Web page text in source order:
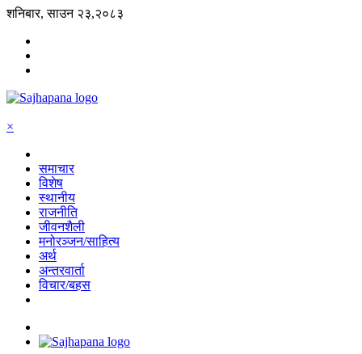
शनिबार, साउन २३,२०८३
×
समाचार
विशेष
स्थानीय
राजनीति
जीवनशैली
मनोरञ्जन/साहित्य
अर्थ
अन्तरवार्ता
विचार/बहस